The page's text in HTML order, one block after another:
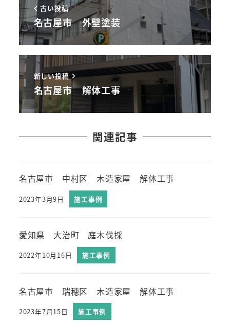
古い投稿
名古屋市 外壁塗装
新しい投稿
名古屋市 解体工事
関連記事
名古屋市 中村区 木造家屋 解体工事
2023年3月9日 施工事例
愛知県 大治町 庭木伐採
2022年10月16日 施工事例
名古屋市 瑞穂区 木造家屋 解体工事
2023年7月15日 施工事例